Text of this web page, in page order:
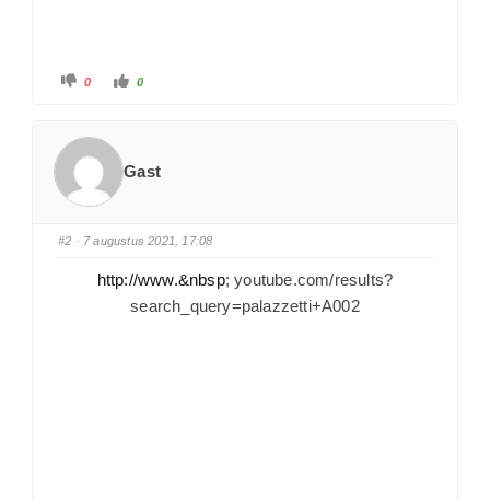
0 0
Gast
#2 · 7 augustus 2021, 17:08
http://www.&nbsp; youtube.com/results?
search_query=palazzetti+A002